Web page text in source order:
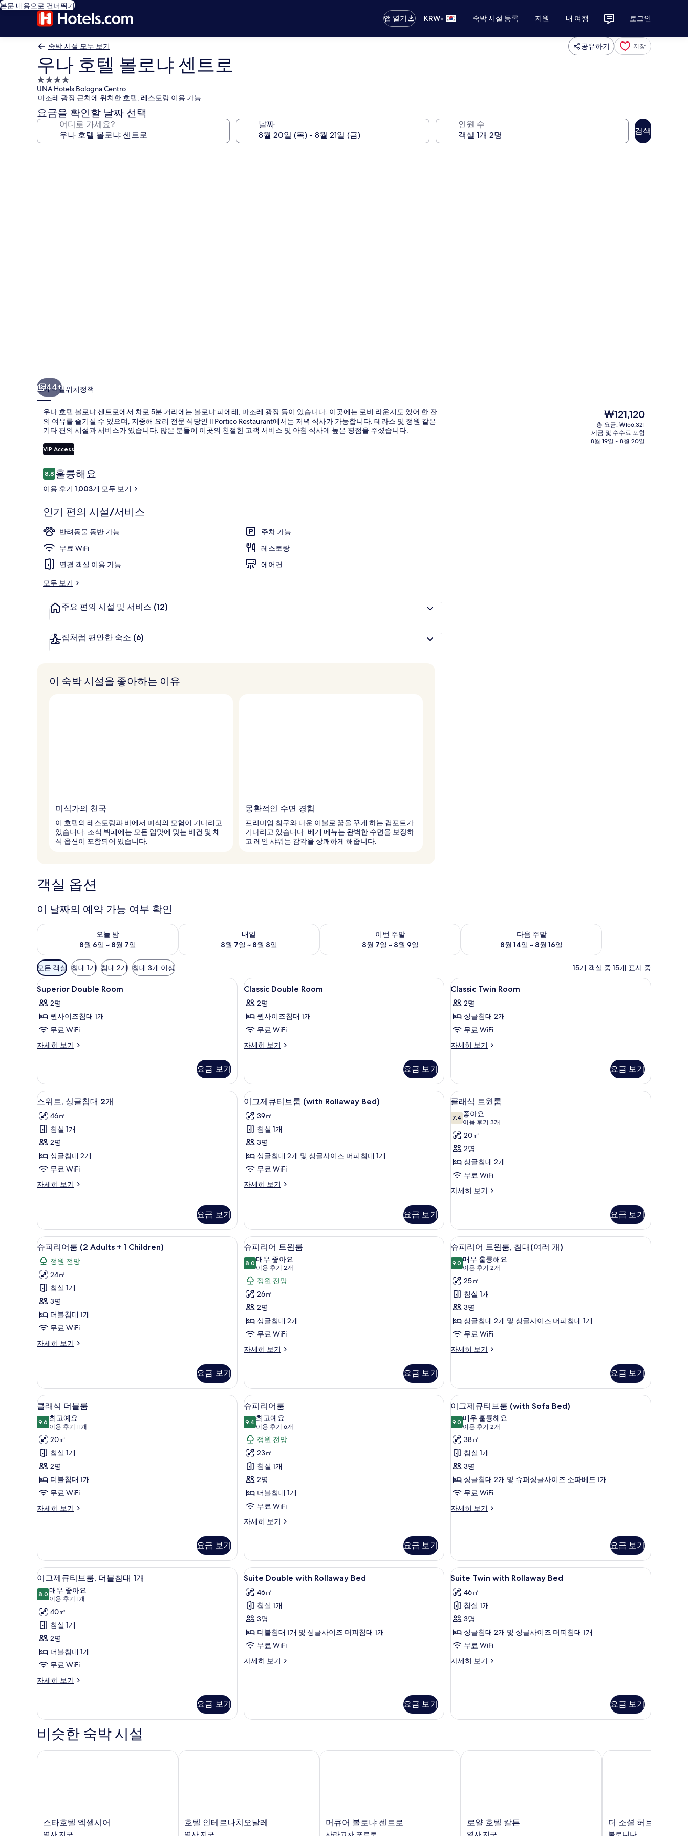
본문 내용으로 건너뛰기
앱 열기
KRW• 숙박 시설 등록 지원 내 여행 로그인
숙박 시설 모두 보기 공유하기 저장
우나 호텔 볼로냐 센트로
4.0
성
급
숙
박
UNA Hotels Bologna Centro
마조레 광장 근처에 위치한 호텔, 레스토랑 이용 가능
요금을 확인할 날짜 선택
어디로 가세요? 날짜 인원 수
검색
러
리
44+
소개객실위치정책
우나 호텔 볼로냐 센트로에서 차로 5분 거리에는 볼로냐 피에레, 마조레 광장 등이 있습니다. 이곳에는 로비 라운지도 있어 한 잔
의 여유를 즐기실 수 있으며, 지중해 요리 전문 식당인 Il Portico Restaurant에서는 저녁 식사가 가능합니다. 테라스 및 정원 같은
기타 편의 시설과 서비스가 있습니다. 많은 분들이 이곳의 친절한 고객 서비스 및 아침 식사에 높은 평점을 주셨습니다.
VIP Access
이
용
후
8.810점 만점 중 8.8점.
훌륭해요
이용 후기 1,003개 모두 보기
인기 편의 시설/서비스
반려동물 동반 가능
주차 가능
무료 WiFi
레스토랑
연결 객실 이용 가능
에어컨
모두 보기
주요 편의 시설 및 서비스 (12)
집처럼 편안한 숙소 (6)
현
재
가
격
₩121,120
총 요금: ₩156,321
세금 및 수수료 포함
8월 19일 ~ 8월 20일
이 숙박 시설을 좋아하는 이유
미식가의 천국
이 호텔의 레스토랑과 바에서 미식의 모험이 기다리고
있습니다. 조식 뷔페에는 모든 입맛에 맞는 비건 및 채
식 옵션이 포함되어 있습니다.
몽환적인 수면 경험
프리미엄 침구와 다운 이불로 꿈을 꾸게 하는 컴포트가
기다리고 있습니다. 베개 메뉴는 완벽한 수면을 보장하
고 레인 샤워는 감각을 상쾌하게 해줍니다.
객실 옵션
이 날짜의 예약 가능 여부 확인
오늘 밤
8월 6일 ~ 8월 7일
오늘 밤 예약 가능 여부 확인, 8월 6일 ~ 8월 7일
내일
8월 7일 ~ 8월 8일
내일 예약 가능 여부 확인, 8월 7일 ~ 8월 8일
이번 주말
8월 7일 ~ 8월 9일
이번 주말 예약 가능 여부 확인, 8월 7일 ~ 8월 9일
다음 주말
8월 14일 ~ 8월 16일
다음 주말 예약 가능 여부 확인, 8월 14일 ~ 8월 16일
객
실
에
사
용
가
능
한
모든 객실 침대 1개 침대 2개 침대 3개 이상 15개 객실 중 15개 표시 중
Superior
Double
Room
사
진
모
기
고급 침구, 오리/거위털 이불, 미니바, 객실 내 금고
6
Superior Double Room
2명
퀸사이즈침대 1개
무료 WiFi
자세히 보기
Superior
세
히
보
요금 보기
Classic
Double
Room
사
진
모
기
고급 침구, 오리/거위털 이불, 미니바, 객실 내 금고
4
Classic Double Room
2명
퀸사이즈침대 1개
무료 WiFi
자세히 보기
Classic
세
히
보
기
요금 보기
Classic
Twin
Room
사
진
모
기
고급 침구, 오리/거위털 이불, 미니바, 객실 내
6
Classic Twin Room
2명
싱글침대 2개
무료 WiFi
자세히 보기
Classic
세
히
보
요금 보기
스
위
트,
싱
글
침
2
진
모
두
보
기
고급 침구, 오리/거위털 이불, 미니바, 객실 내 금고
4
스위트, 싱글침대 2개
46㎡
침실 1개
2명
싱글침대 2개
무료 WiFi
자세히 보기
스
침
대
2
개
자
세
히
보
기
요금 보기
이
그
제
큐
티
브
(with
사
진
모
두
보
기
고급 침구, 오리/거위털 이불, 미니바, 객실 내 금고
3
이그제큐티브룸 (with Rollaway Bed)
39㎡
침실 1개
3명
싱글침대 2개 및 싱글사이즈 머피침대 1개
무료 WiFi
자세히 보기
이
브
룸
(with
Rollaway
Bed)
자
세
히
보
기
요금 보기
클
래
식
트
윈
룸
사
진
보
기
클래식 트윈룸 | 고급 침구, 오리/거위털 이불,
3
클래식 트윈룸
7.47.4점 만점 중 10점
좋아요
이용 후기 3개
(이
용
후
기
3
개)
20㎡
2명
싱글침대 2개
무료 WiFi
자세히 보기
클
윈
룸
자
세
히
기
요금 보기
슈
피
리
어
룸
(2
Adults
+
1
진
모
두
보
기
고급 침구, 오리/거위털 이불, 미니바, 객실 내 금고
3
슈피리어룸 (2 Adults + 1 Children)
정원 전망
24㎡
침실 1개
3명
더블침대 1개
무료 WiFi
자세히 보기
슈
(2
Adults
+
1
Children)
자
세
히
보
기
요금 보기
슈
피
리
어
트
윈
룸
사
진
보
기
슈피리어 트윈룸 | 고급 침구, 오리/거위털 이불, 미니바, 객실 내 금고
3
슈피리어 트윈룸
8.08.0점 만점 중 10점
매우 좋아요
이용 후기 2개
(이
용
후
기
2
개)
정원 전망
26㎡
2명
싱글침대 2개
무료 WiFi
자세히 보기
슈
트
윈
룸
자
세
보
기
요금 보기
슈
피
리
어
트
윈
룸,
침
대
개)
사
진
모
두
보
기
고급 침구, 오리/거위털 이불, 미니바, 객실 내
3
슈피리어 트윈룸, 침대(여러 개)
9.09.0점 만점 중 10점
매우 훌륭해요
이용 후기 2개
(이
용
후
기
2
개)
25㎡
침실 1개
3명
싱글침대 2개 및 싱글사이즈 머피침대 1개
무료 WiFi
자세히 보기
슈
트
윈
룸,
침
대
러
개)
자
세
히
기
요금 보기
클
래
식
더
블
룸
사
진
모
클래식 더블룸 | 고급 침구, 오리/거위털 이불, 미니바, 객실 내 금고
4
클래식 더블룸
9.69.6점 만점 중 10점
최고예요
이용 후기 11개
(이
용
후
기
11
개)
20㎡
침실 1개
2명
더블침대 1개
무료 WiFi
자세히 보기
클
룸
자
세
히
보
기
요금 보기
슈
피
리
어
룸
사
진
모
두
보
슈피리어룸 | 고급 침구, 오리/거위털 이불, 미니바, 객실 내 금고
5
슈피리어룸
9.49.4점 만점 중 10점
최고예요
이용 후기 6개
(이
용
후
기
6
개)
정원 전망
23㎡
침실 1개
2명
더블침대 1개
무료 WiFi
자세히 보기
슈
룸
자
세
보
기
요금 보기
이
그
제
큐
티
브
룸
(with
Sofa
모
두
보
기
고급 침구, 오리/거위털 이불, 미니바, 객실 내
3
이그제큐티브룸 (with Sofa Bed)
9.09.0점 만점 중 10점
매우 훌륭해요
이용 후기 2개
(이
용
후
기
2
개)
38㎡
침실 1개
3명
싱글침대 2개 및 슈퍼싱글사이즈 소파베드 1개
무료 WiFi
자세히 보기
이
브
룸
(with
Sofa
Bed)
자
세
히
보
기
요금 보기
이
그
제
큐
티
브
룸,
더
블
1
개
진
고급 침구, 오리/거위털 이불, 미니바, 객실 내 금고
3
이그제큐티브룸, 더블침대 1개
8.08.0점 만점 중 10점
매우 좋아요
이용 후기 1개
(이
용
후
기
1
개)
40㎡
침실 1개
2명
더블침대 1개
무료 WiFi
자세히 보기
이
티
룸,
블
요금 보기
Suite
Double
with
Rollaway
Bed
사
진
모
고급 침구, 오리/거위털 이불, 미니바, 객실 내 금고
4
Suite Double with Rollaway Bed
46㎡
침실 1개
3명
더블침대 1개 및 싱글사이즈 머피침대 1개
무료 WiFi
자세히 보기
Suite
세
요금 보기
Suite
Twin
with
Rollaway
Bed
사
진
모
고급 침구, 오리/거위털 이불, 미니바, 객실 내
4
Suite Twin with Rollaway Bed
46㎡
침실 1개
3명
싱글침대 2개 및 싱글사이즈 머피침대 1개
무료 WiFi
자세히 보기
Suite
세
요금 보기
비슷한 숙박 시설
스
타
스타호텔 엑셀시어
스타호텔 엑셀시어
호
텔
호텔 인테르나치오날레
호텔 인테르나치오날레
머
큐
머큐어 볼로냐 센트로
머큐어 볼로냐 센트로
로
얄
로얄 호텔 칼튼
로얄 호텔 칼튼
더
소
더 소셜 허브 볼로냐
더 소셜 허브 볼로냐